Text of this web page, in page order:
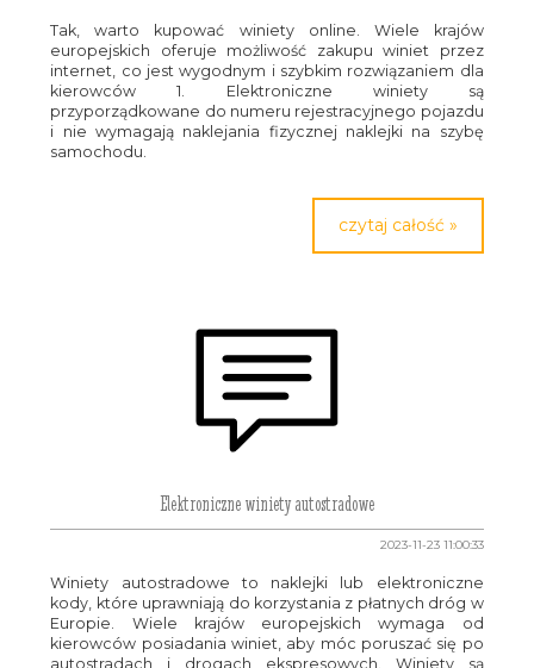
Tak, warto kupować winiety online. Wiele krajów
europejskich oferuje możliwość zakupu winiet przez
internet, co jest wygodnym i szybkim rozwiązaniem dla
kierowców 1. Elektroniczne winiety są
przyporządkowane do numeru rejestracyjnego pojazdu
i nie wymagają naklejania fizycznej naklejki na szybę
samochodu.
czytaj całość »
Elektroniczne winiety autostradowe
2023-11-23 11:00:33
Winiety autostradowe to naklejki lub elektroniczne
kody, które uprawniają do korzystania z płatnych dróg w
Europie. Wiele krajów europejskich wymaga od
kierowców posiadania winiet, aby móc poruszać się po
autostradach i drogach ekspresowych. Winiety są